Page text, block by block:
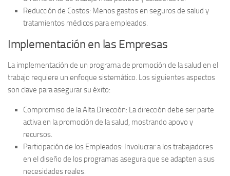
Reducción de Costos: Menos gastos en seguros de salud y
tratamientos médicos para empleados.
Implementación en las Empresas
La implementación de un programa de promoción de la salud en el
trabajo requiere un enfoque sistemático. Los siguientes aspectos
son clave para asegurar su éxito:
Compromiso de la Alta Dirección: La dirección debe ser parte
activa en la promoción de la salud, mostrando apoyo y
recursos.
Participación de los Empleados: Involucrar a los trabajadores
en el diseño de los programas asegura que se adapten a sus
necesidades reales.